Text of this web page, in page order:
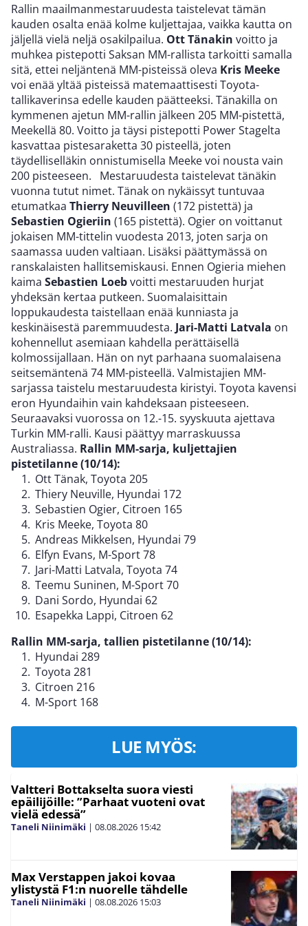
Rallin maailmanmestaruudesta taistelevat tämän
kauden osalta enää kolme kuljettajaa, vaikka kautta on
jäljellä vielä neljä osakilpailua. Ott Tänakin voitto ja
muhkea pistepotti Saksan MM-rallista tarkoitti samalla
sitä, ettei neljäntenä MM-pisteissä oleva Kris Meeke
voi enää yltää pisteissä matemaattisesti Toyota-
tallikaverinsa edelle kauden päätteeksi. Tänakilla on
kymmenen ajetun MM-rallin jälkeen 205 MM-pistettä,
Meekellä 80. Voitto ja täysi pistepotti Power Stagelta
kasvattaa pistesaraketta 30 pisteellä, joten
täydelliselläkin onnistumisella Meeke voi nousta vain
200 pisteeseen. Mestaruudesta taistelevat tänäkin
vuonna tutut nimet. Tänak on nykäissyt tuntuvaa
etumatkaa Thierry Neuvilleen (172 pistettä) ja
Sebastien Ogieriin (165 pistettä). Ogier on voittanut
jokaisen MM-tittelin vuodesta 2013, joten sarja on
saamassa uuden valtiaan. Lisäksi päättymässä on
ranskalaisten hallitsemiskausi. Ennen Ogieria miehen
kaima Sebastien Loebvoitti mestaruuden hurjat
yhdeksän kertaa putkeen. Suomalaisittain
loppukaudesta taistellaan enää kunniasta ja
keskinäisestä paremmuudesta. Jari-Matti Latvala on
kohennellut asemiaan kahdella perättäisellä
kolmossijallaan. Hän on nyt parhaana suomalaisena
seitsemäntenä 74 MM-pisteellä. Valmistajien MM-
sarjassa taistelu mestaruudesta kiristyi. Toyota kavensi
eron Hyundaihin vain kahdeksaan pisteeseen.
Seuraavaksi vuorossa on 12.-15. syyskuuta ajettava
Turkin MM-ralli. Kausi päättyy marraskuussa
Australiassa. Rallin MM-sarja, kuljettajien
pistetilanne (10/14):
Ott Tänak, Toyota 205
Thiery Neuville, Hyundai 172
Sebastien Ogier, Citroen 165
Kris Meeke, Toyota 80
Andreas Mikkelsen, Hyundai 79
Elfyn Evans, M-Sport 78
Jari-Matti Latvala, Toyota 74
Teemu Suninen, M-Sport 70
Dani Sordo, Hyundai 62
Esapekka Lappi, Citroen 62
Rallin MM-sarja, tallien pistetilanne (10/14):
Hyundai 289
Toyota 281
Citroen 216
M-Sport 168
LUE MYÖS:
Valtteri Bottakselta suora viesti
epäilijöille: ”Parhaat vuoteni ovat
vielä edessä”
Taneli Niinimäki | 08.08.2026 15:42
Max Verstappen jakoi kovaa
ylistystä F1:n nuorelle tähdelle
Taneli Niinimäki | 08.08.2026 15:03